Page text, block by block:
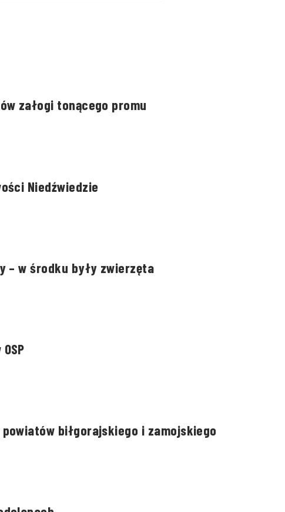
załogi tonącego promu
Niedźwiedzie
– w środku były zwierzęta
biłgorajskiego i zamojskiego